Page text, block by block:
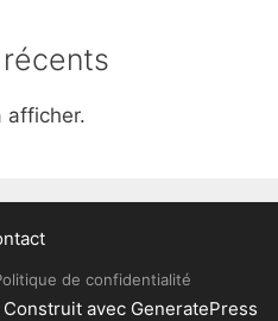
afficher.
de confidentialité
Construit avec GeneratePress